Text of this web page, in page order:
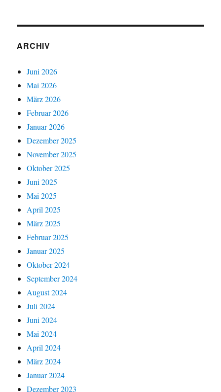
ARCHIV
Juni 2026
Mai 2026
März 2026
Februar 2026
Januar 2026
Dezember 2025
November 2025
Oktober 2025
Juni 2025
Mai 2025
April 2025
März 2025
Februar 2025
Januar 2025
Oktober 2024
September 2024
August 2024
Juli 2024
Juni 2024
Mai 2024
April 2024
März 2024
Januar 2024
Dezember 2023